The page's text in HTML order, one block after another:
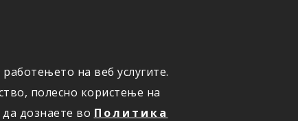
на веб услугите.
полесно користење на
дознаете во Политика
ОНЛАЈН ПРИЈАВИ ШТЕТА